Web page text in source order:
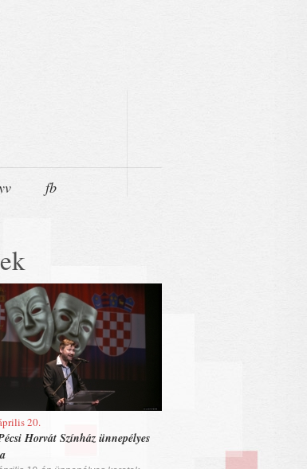
fb
20.
Horvát Színház ünnepélyes